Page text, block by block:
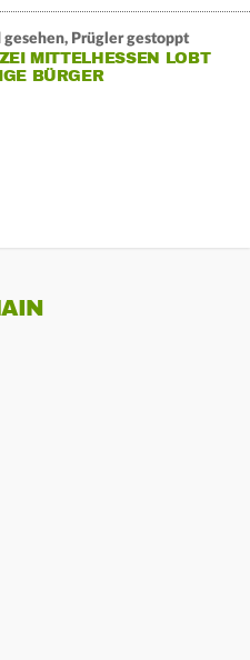
gesehen, Prügler gestoppt
MITTELHESSEN LOBT
BÜRGER